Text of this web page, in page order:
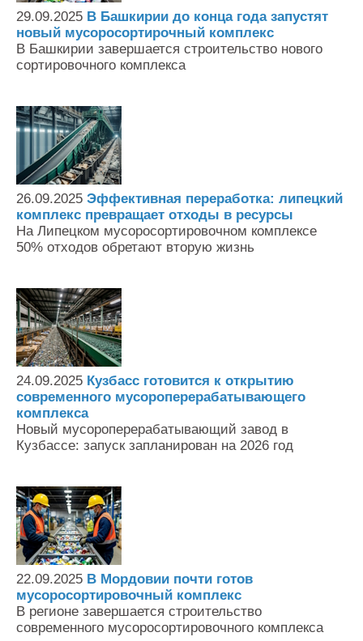
29.09.2025 В Башкирии до конца года запустят
новый мусоросортирочный комплекс
В Башкирии завершается строительство нового
сортировочного комплекса
26.09.2025 Эффективная переработка: липецкий
комплекс превращает отходы в ресурсы
На Липецком мусоросортировочном комплексе
50% отходов обретают вторую жизнь
24.09.2025 Кузбасс готовится к открытию
современного мусороперерабатывающего
комплекса
Новый мусороперерабатывающий завод в
Кузбассе: запуск запланирован на 2026 год
22.09.2025 В Мордовии почти готов
мусоросортировочный комплекс
В регионе завершается строительство
современного мусоросортировочного комплекса